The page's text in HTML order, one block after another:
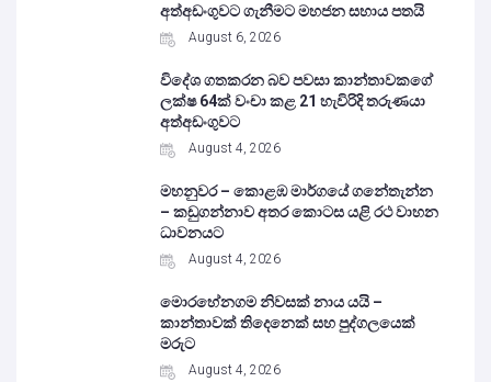
අත්අඩංගුවට ගැනීමට මහජන සහාය පතයි
August 6, 2026
විදේශ ගතකරන බව පවසා කාන්තාවකගේ
ලක්ෂ 64ක් වංචා කළ 21 හැවිරිදි තරුණයා
අත්අඩංගුවට
August 4, 2026
මහනුවර – කොළඹ මාර්ගයේ ගනේතැන්න
– කඩුගන්නාව අතර කොටස යළි රථ වාහන
ධාවනයට
August 4, 2026
මොරහේනගම නිවසක් නාය යයි –
කාන්තාවක් තිදෙනෙක් සහ පුද්ගලයෙක්
මරුට
August 4, 2026